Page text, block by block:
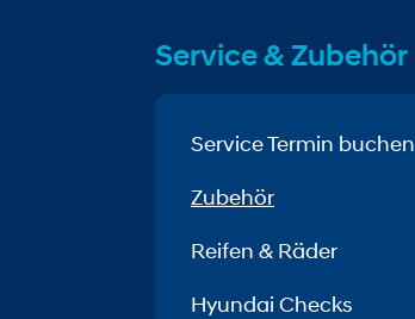
Service & Zubehör
Service Termin buchen
Zubehör
Reifen & Räder
Hyundai Checks